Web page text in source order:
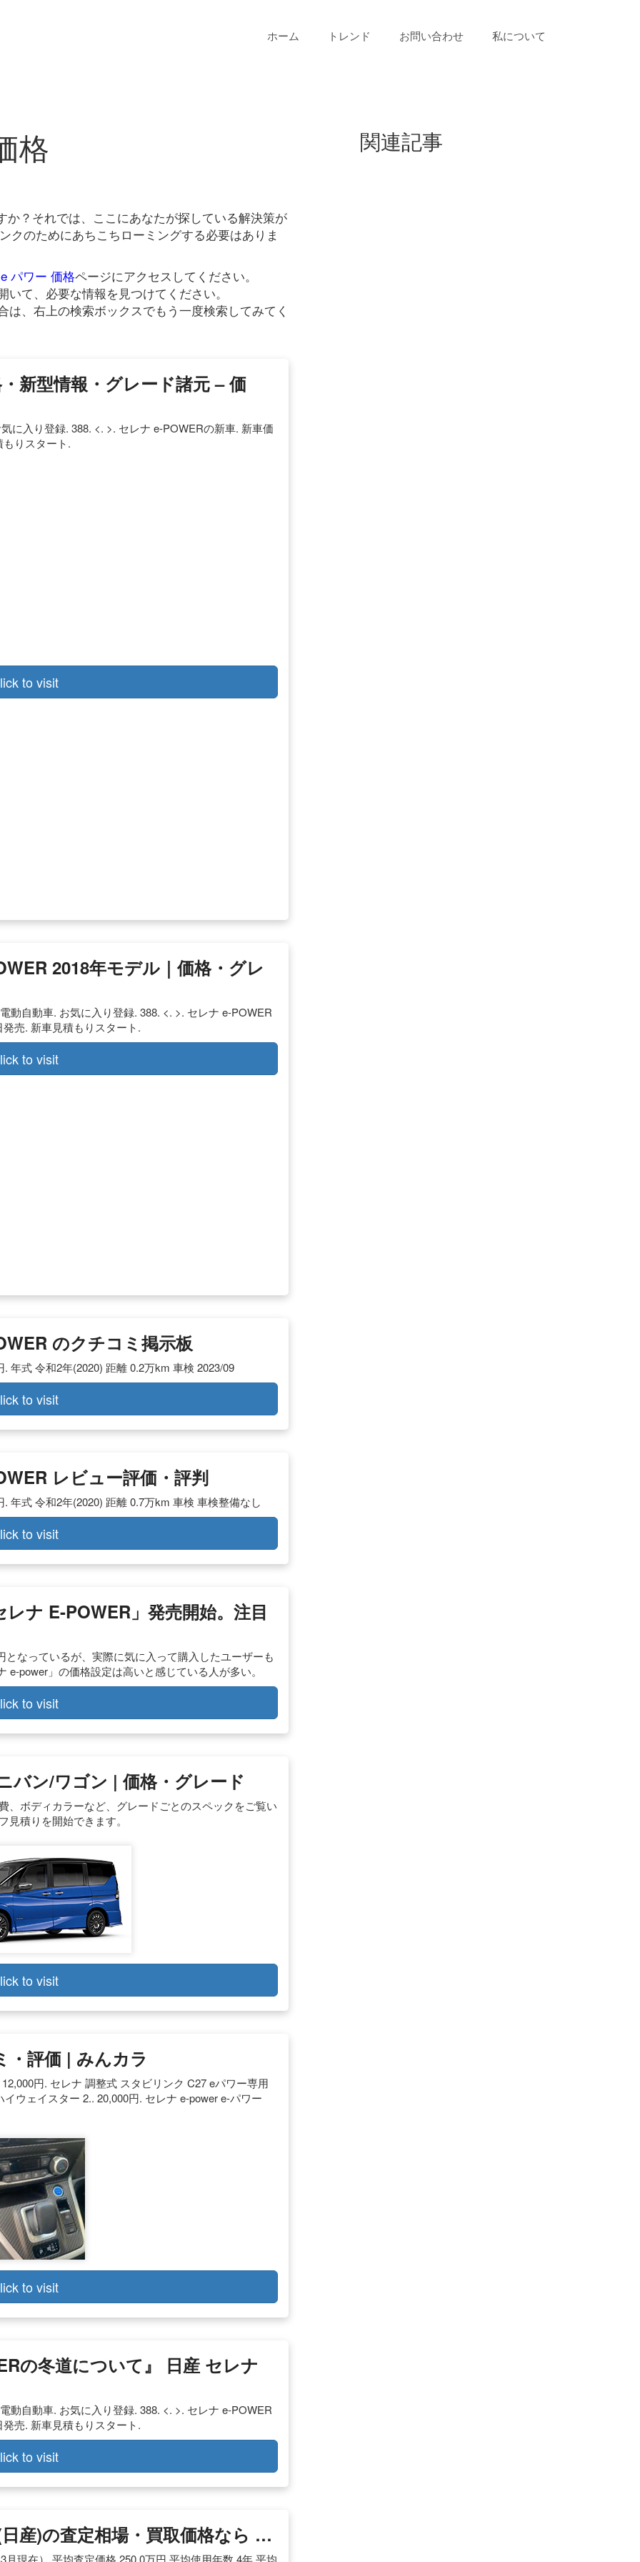
ホーム トレンド お問い合わせ 私について
格
？それでは、ここにあなたが探している解決策が
クのためにあちこちローミングする必要はありま
パワー 価格ページにアクセスしてください。
て、必要な情報を見つけてください。
は、右上の検索ボックスでもう一度検索してみてく
新型情報・グレード諸元 – 価
に入り登録. 388. <. >. セレナ e-POWERの新車. 新車価
りスタート.
to visit
2018年モデル｜価格・グレ
動自動車. お気に入り登録. 388. <. >. セレナ e-POWER
売. 新車見積もりスタート.
to visit
のクチコミ掲示板
年式 令和2年(2020) 距離 0.2万km 車検 2023/09
to visit
レビュー評価・評判
年式 令和2年(2020) 距離 0.7万km 車検 車検整備なし
to visit
ナ E-POWER」発売開始。注目
なっているが、実際に気に入って購入したユーザーも
power」の価格設定は高いと感じている人が多い。
to visit
バン/ワゴン | 価格・グレード
、ボディカラーなど、グレードごとのスペックをご覧い
積りを開始できます。
to visit
・評価 | みんカラ
円. セレナ 調整式 スタビリンク C27 eパワー専用
ウェイスター 2.. 20,000円. セレナ e-power e-パワー
to visit
の冬道について』 日産 セレナ
動自動車. お気に入り登録. 388. <. >. セレナ e-POWER
売. 新車見積もりスタート.
to visit
産)の査定相場・買取価格なら …
現在） 平均査定価格 250.0万円 平均使用年数 4年 平均
関連記事